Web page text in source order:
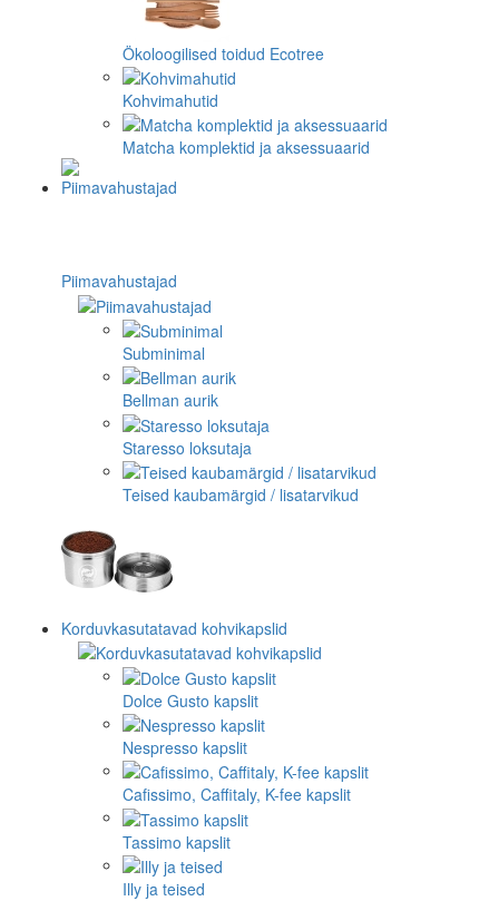
Ökoloogilised toidud Ecotree
Kohvimahutid
Matcha komplektid ja aksessuaarid
Piimavahustajad
Subminimal
Bellman aurik
Staresso loksutaja
Teised kaubamärgid / lisatarvikud
Korduvkasutatavad kohvikapslid
Dolce Gusto kapslit
Nespresso kapslit
Cafissimo, Caffitaly, K-fee kapslit
Tassimo kapslit
Illy ja teised